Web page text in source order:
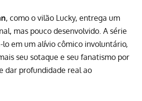
, como o vilão Lucky, entrega um
mas pouco desenvolvido. A série
em um alívio cômico involuntário,
seu sotaque e seu fanatismo por
dar profundidade real ao